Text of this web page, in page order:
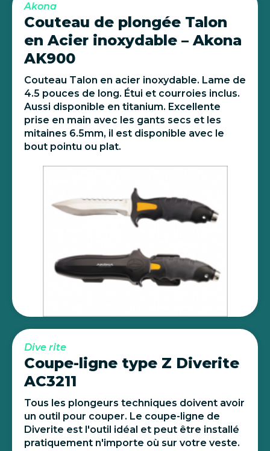
Akona
Couteau de plongée Talon
en Acier inoxydable – Akona
AK900
Couteau Talon en acier inoxydable. Lame de
4.5 pouces de long. Étui et courroies inclus.
Aussi disponible en titanium. Excellente
prise en main avec les gants secs et les
mitaines 6.5mm, il est disponible avec le
bout pointu ou plat.
Dive rite
Coupe-ligne type Z Diverite
AC3211
Tous les plongeurs techniques doivent avoir
un outil pour couper. Le coupe-ligne de
Diverite est l'outil idéal et peut être installé
pratiquement n'importe où sur votre veste.